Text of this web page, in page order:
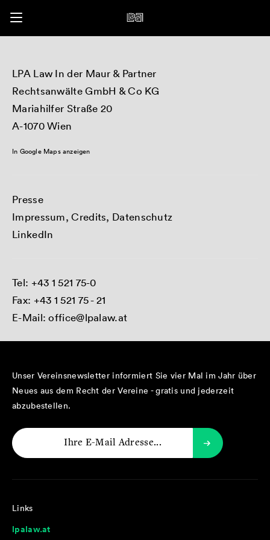
LPA Law In der Maur & Partner
Rechtsanwälte GmbH & Co KG
Mariahilfer Straße 20
A-1070 Wien
In Google Maps anzeigen
Presse
Impressum, Credits, Datenschutz
LinkedIn
Tel: +43 1 521 75-0
Fax: +43 1 521 75 - 21
E-Mail:office@lpalaw.at
Unser Vereinsnewsletter informiert Sie vier Mal im Jahr über
Neues aus dem Recht der Vereine - gratis und jederzeit
abzubestellen.
Links
lpalaw.at